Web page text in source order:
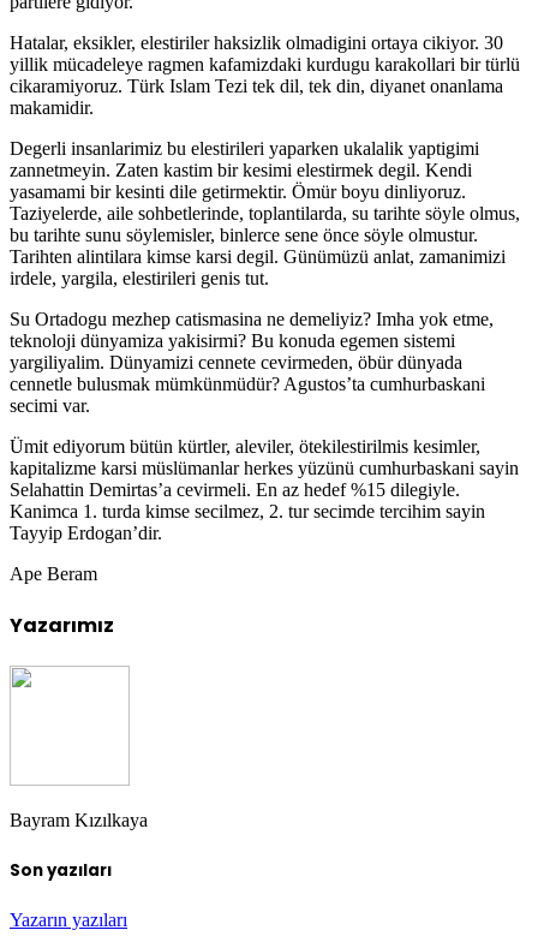
Hatalar, eksikler, elestiriler haksizlik olmadigini ortaya cikiyor. 30
yillik mücadeleye ragmen kafamizdaki kurdugu karakollari bir türlü
cikaramiyoruz. Türk Islam Tezi tek dil, tek din, diyanet onanlama
makamidir.
Degerli insanlarimiz bu elestirileri yaparken ukalalik yaptigimi
zannetmeyin. Zaten kastim bir kesimi elestirmek degil. Kendi
yasamami bir kesinti dile getirmektir. Ömür boyu dinliyoruz.
Taziyelerde, aile sohbetlerinde, toplantilarda, su tarihte söyle olmus,
bu tarihte sunu söylemisler, binlerce sene önce söyle olmustur.
Tarihten alintilara kimse karsi degil. Günümüzü anlat, zamanimizi
irdele, yargila, elestirileri genis tut.
Su Ortadogu mezhep catismasina ne demeliyiz? Imha yok etme,
teknoloji dünyamiza yakisirmi? Bu konuda egemen sistemi
yargiliyalim. Dünyamizi cennete cevirmeden, öbür dünyada
cennetle bulusmak mümkünmüdür? Agustos’ta cumhurbaskani
secimi var.
Ümit ediyorum bütün kürtler, aleviler, ötekilestirilmis kesimler,
kapitalizme karsi müslümanlar herkes yüzünü cumhurbaskani sayin
Selahattin Demirtas’a cevirmeli. En az hedef %15 dilegiyle.
Kanimca 1. turda kimse secilmez, 2. tur secimde tercihim sayin
Tayyip Erdogan’dir.
Ape Beram
Yazarımız
Bayram Kızılkaya
Son yazıları
Yazarın yazıları